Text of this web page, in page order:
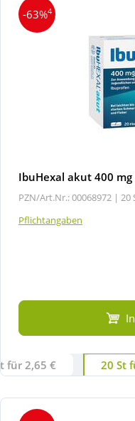
-63%4
IbuHexal akut 400
PZN/Art.Nr.: 00068972 | 20
Pflichtangaben
für 2,65 € 20 St